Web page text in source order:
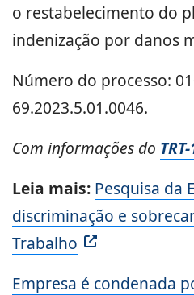
o restabelecimento do
indenização por danos
Número do processo:
69.2023.5.01.0046.
Com informações do
Leia mais: Pesquisa da
discriminação e
Trabalho
Empresa é condenada